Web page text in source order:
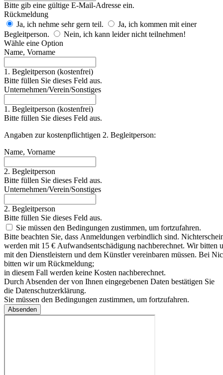
Bitte gib eine gültige E-Mail-Adresse ein.
Rückmeldung
Ja, ich nehme sehr gern teil.
Ja, ich kommen mit einer
Begleitperson.
Nein, ich kann leider nicht teilnehmen!
Wähle eine Option
Name, Vorname
1. Begleitperson (kostenfrei)
Bitte füllen Sie dieses Feld aus.
Unternehmen/Verein/Sonstiges
1. Begleitperson (kostenfrei)
Bitte füllen Sie dieses Feld aus.
Angaben zur kostenpflichtigen 2. Begleitperson:
Name, Vorname
2. Begleitperson
Bitte füllen Sie dieses Feld aus.
Unternehmen/Verein/Sonstiges
2. Begleitperson
Bitte füllen Sie dieses Feld aus.
Sie müssen den Bedingungen zustimmen, um fortzufahren.
Bitte beachten Sie, dass Anmeldungen verbindlich sind.
werden mit 15 € Aufwandsentschädigung nachberechnet. Wir
mit den Dienstleistern und dem Künstler vereinbaren müssen. Bei
bitten wir um Rückmeldung;
in diesem Fall werden keine Kosten nachberechnet.
Durch Absenden der von Ihnen eingegebenen Daten bestätigen Sie
die Datenschutzerklärung.
Sie müssen den Bedingungen zustimmen, um fortzufahren.
Absenden